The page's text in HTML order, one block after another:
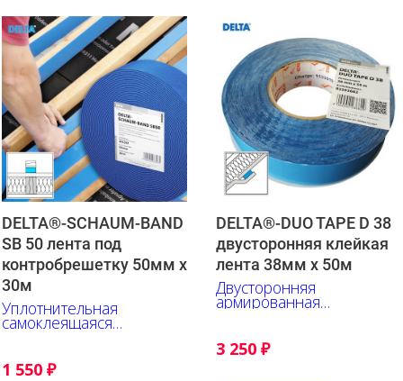
DELTA®-SCHAUM-BAND
SB 50 лента под
контробрешетку 50мм х
30м
Уплотнительная
самоклеящаяся
односторонняя лента для
1 550 ₽
DELTA®-DUO TAPE D 38
двусторонняя клейкая
лента 38мм х 50м
Двусторонняя
армированная
самоклеящаяся лента из
3 250 ₽